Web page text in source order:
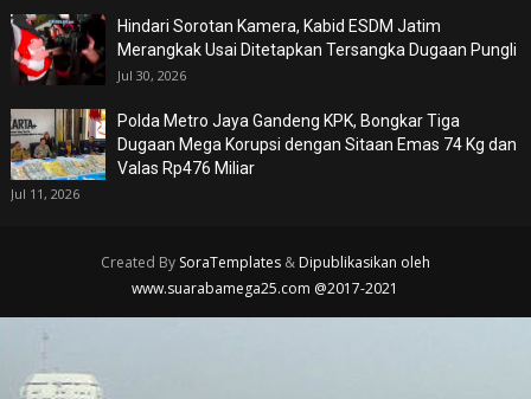
Hindari Sorotan Kamera, Kabid ESDM Jatim
Merangkak Usai Ditetapkan Tersangka Dugaan Pungli
Jul 30, 2026
Polda Metro Jaya Gandeng KPK, Bongkar Tiga
Dugaan Mega Korupsi dengan Sitaan Emas 74 Kg dan
Valas Rp476 Miliar
Jul 11, 2026
Created By SoraTemplates& Dipublikasikan oleh
www.suarabamega25.com @2017-2021